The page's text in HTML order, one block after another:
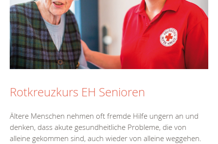
Rotkreuzkurs EH Senioren
Ältere Menschen nehmen oft fremde Hilfe ungern an und
denken, dass akute gesundheitliche Probleme, die von
alleine gekommen sind, auch wieder von alleine weggehen.